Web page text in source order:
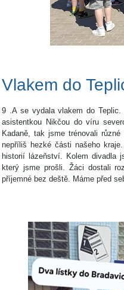
Vlakem do
9 .A se vydala vlakem do
asistentkou Nikčou do víru
Kadaně, tak jsme trénovali
nepříliš hezké části našeho
historií lázeňství. Kolem divadla
který jsme prošli. Žáci dostali
příjemné bez deště. Máme před